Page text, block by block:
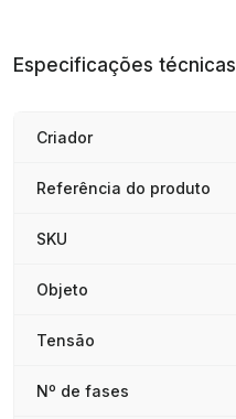
Especificações técnicas
Criador
Referência do produto
SKU
Objeto
Tensão
Nº de fases